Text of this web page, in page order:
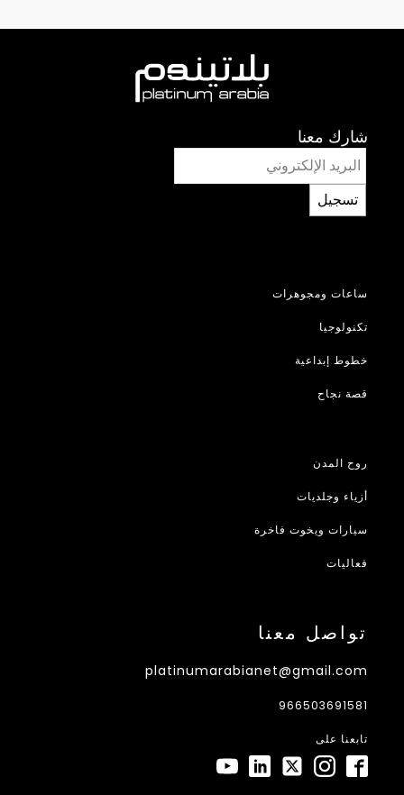
شارك معنا
تسجيل
ساعات ومجوهرات
تكنولوجيا
خطوط إبداعية
قصة نجاح
روح المدن
أزياء وجلديات
سيارات ويخوت فاخرة
فعاليات
تواصل معنا
platinumarabianet@gmail.com
966503691581
تابعنا على